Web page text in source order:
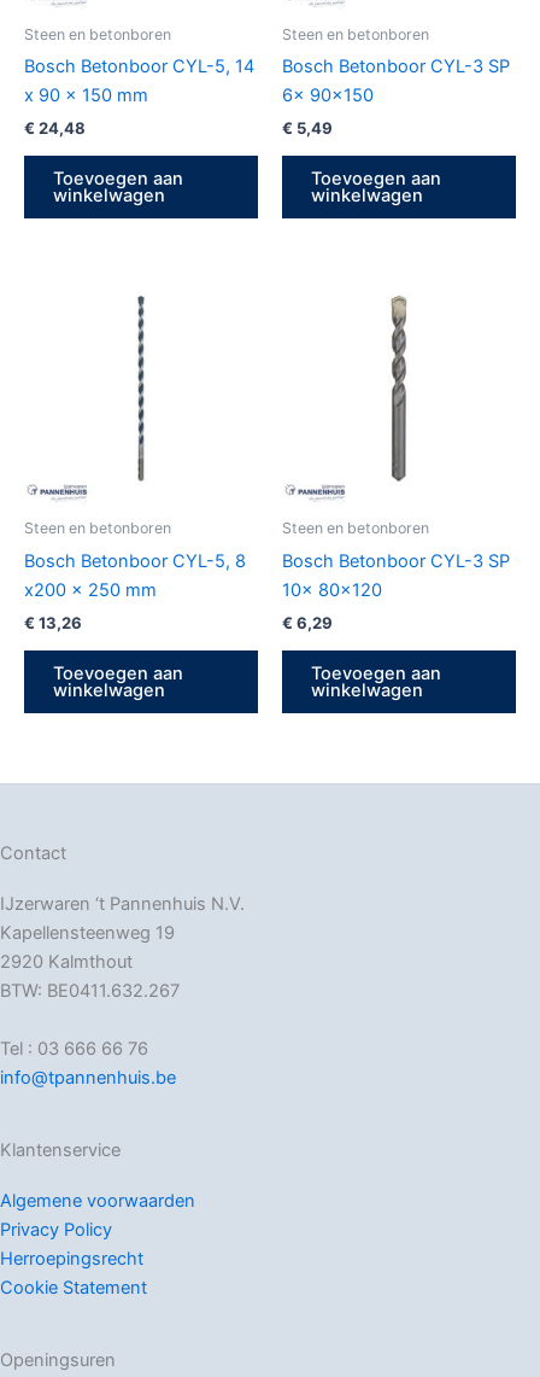
Steen en betonboren
Bosch Betonboor CYL-5, 14
x 90 x 150 mm
€ 24,48
Toevoegen aan
winkelwagen
Steen en betonboren
Bosch Betonboor CYL-3 SP
6x 90×150
€ 5,49
Toevoegen aan
winkelwagen
Steen en betonboren
Bosch Betonboor CYL-5, 8
x200 x 250 mm
€ 13,26
Toevoegen aan
winkelwagen
Steen en betonboren
Bosch Betonboor CYL-3 SP
10x 80×120
€ 6,29
Toevoegen aan
winkelwagen
Contact
IJzerwaren ‘t Pannenhuis N.V.
Kapellensteenweg 19
2920 Kalmthout
BTW: BE0411.632.267
Tel : 03 666 66 76
info@tpannenhuis.be
Klantenservice
Algemene voorwaarden
Privacy Policy
Herroepingsrecht
Cookie Statement
Openingsuren